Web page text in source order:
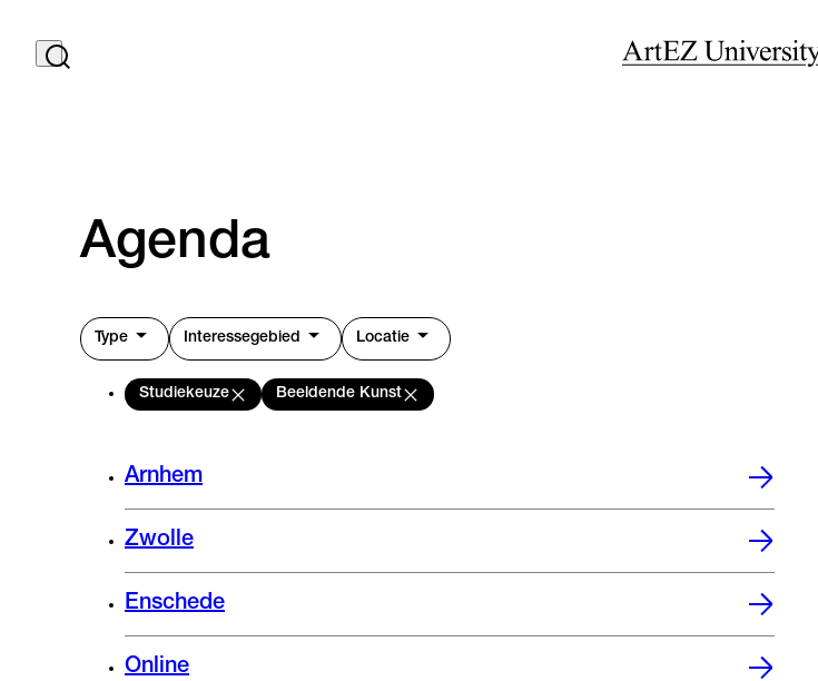
Agenda
Type Interessegebied Locatie
Studiekeuze Beeldende Kunst
Arnhem
Zwolle
Enschede
Online